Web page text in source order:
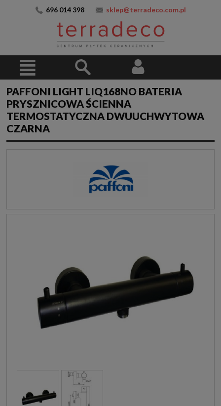
696 014 398 sklep@terradeco.com.pl
PAFFONI LIGHT LIQ168NO BATERIA
PRYSZNICOWA ŚCIENNA
TERMOSTATYCZNA DWUUCHWYTOWA
CZARNA